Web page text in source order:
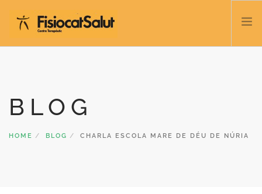
NOSOTROS
BLOG
BLOG
HOME BLOG CHARLA ESCOLA MARE DE DÉU DE NÚRIA